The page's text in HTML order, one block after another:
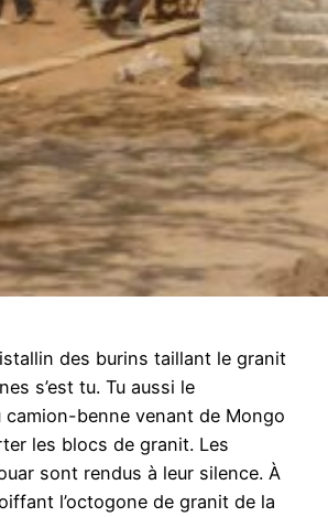
des burins taillant le granit
s’est tu. Tu aussi le
camion-benne venant de Mongo
les blocs de granit. Les
sont rendus à leur silence. À
l’octogone de granit de la